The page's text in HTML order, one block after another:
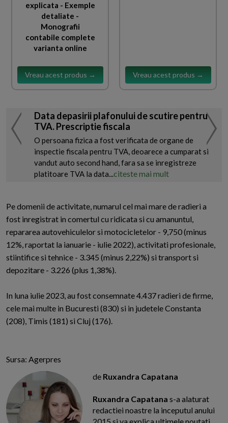
explicata - Exemple
detaliate -
Monografii
contabile complete
varianta online
Vreau acest produs → Vreau acest produs →
Data depasirii plafonului de scutire pentru
TVA. Prescriptie fiscala
O persoana fizica a fost verificata de organe de
inspectie fiscala pentru TVA, deoarece a cumparat si
vandut auto second hand, fara sa se inregistreze
platitoare TVA la data...citeste mai mult
Pe domenii de activitate, numarul cel mai mare de radieri a
fost inregistrat in comertul cu ridicata si cu amanuntul,
repararea autovehiculelor si motocicletelor - 9,750 (minus
12%, raportat la ianuarie - iulie 2022), activitati profesionale,
stiintifice si tehnice - 3.345 (minus 2,22%) si transport si
depozitare - 3.226 (plus 1,38%).
In luna iulie 2023, au fost consemnate 4.437 radieri de firme,
cele mai multe in Bucuresti (830) si in judetele Constanta
(208), Timis (181) si Cluj (176).
Sursa: Agerpres
de Ruxandra Capatana
Ruxandra Capatana s-a alaturat
redactiei noastre la inceputul anului
2015 si va explica ultimele noutati